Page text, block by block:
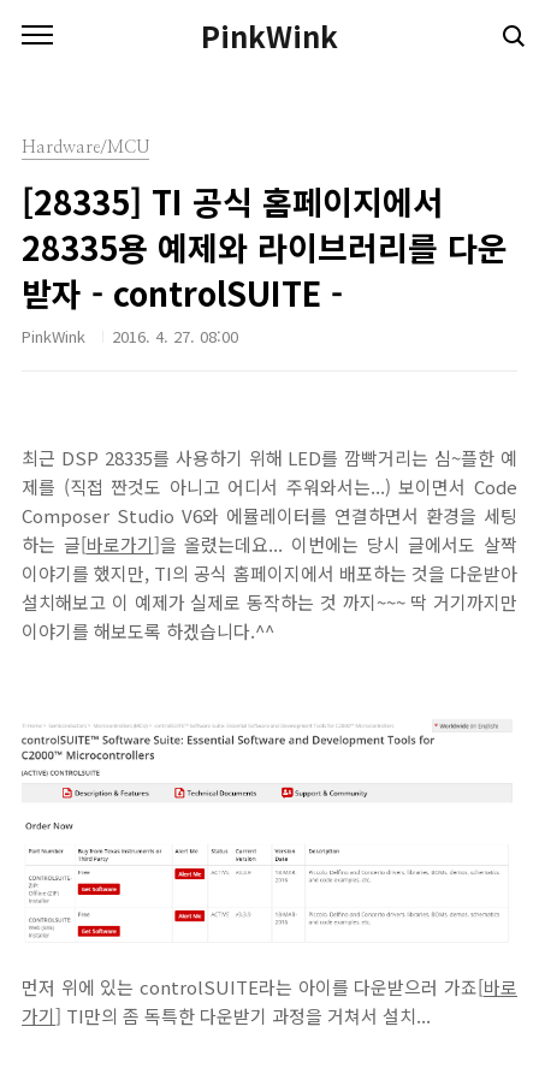
PinkWink
Hardware/MCU
[28335] TI 공식 홈페이지에서
28335용 예제와 라이브러리를 다운
받자 - controlSUITE -
PinkWink 2016. 4. 27. 08:00
최근 DSP 28335를 사용하기 위해 LED를 깜빡거리는 심~플한 예
제를 (직접 짠것도 아니고 어디서 주워와서는...) 보이면서 Code
Composer Studio V6와 에뮬레이터를 연결하면서 환경을 세팅
하는 글[바로가기]을 올렸는데요... 이번에는 당시 글에서도 살짝
이야기를 했지만, TI의 공식 홈페이지에서 배포하는 것을 다운받아
설치해보고 이 예제가 실제로 동작하는 것 까지~~~ 딱 거기까지만
이야기를 해보도록 하겠습니다.^^
먼저 위에 있는 controlSUITE라는 아이를 다운받으러 가죠[바로
가기] TI만의 좀 독특한 다운받기 과정을 거쳐서 설치...